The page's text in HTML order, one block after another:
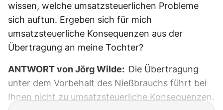
wissen, welche umsatzsteuerlichen Probleme
sich auftun. Ergeben sich für mich
umsatzsteuerliche Konsequenzen aus der
Übertragung an meine Tochter?
ANTWORT von Jörg Wilde: Die Übertragung
unter dem Vorbehalt des Nießbrauchs führt bei
Ihnen nicht zu umsatzsteuerliche Konsequenzen.